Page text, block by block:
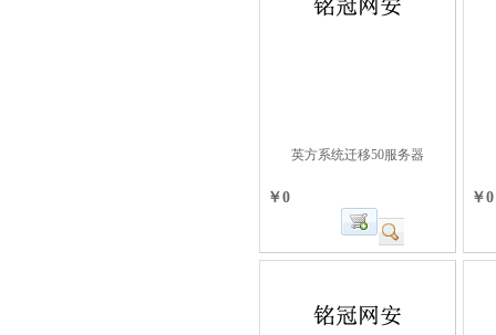
英方系统迁移50服务器
￥0 ￥0